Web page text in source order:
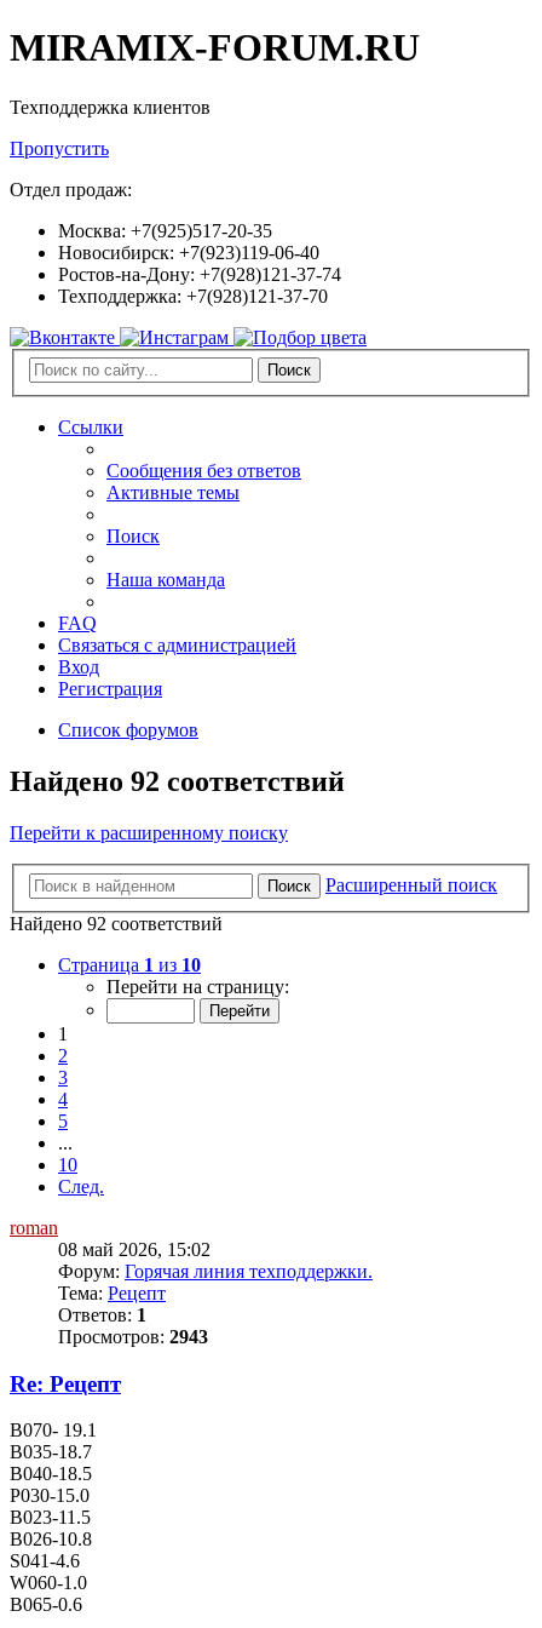
MIRAMIX-FORUM.RU
Техподдержка клиентов
Пропустить
Отдел продаж:
Москва: +7(925)517-20-35
Новосибирск: +7(923)119-06-40
Ростов-на-Дону: +7(928)121-37-74
Техподдержка: +7(928)121-37-70
Поиск
Ссылки
Сообщения без ответов
Активные темы
Поиск
Наша команда
FAQ
Связаться с администрацией
Вход
Регистрация
Список форумов
Найдено 92 соответствий
Перейти к расширенному поиску
Поиск
Расширенный поиск
Найдено 92 соответствий
Страница 1 из 10
Перейти на страницу:
1
2
3
4
5
...
10
След.
roman
08 май 2026, 15:02
Форум: Горячая линия техподдержки.
Тема: Рецепт
Ответов: 1
Просмотров: 2943
Re: Рецепт
B070- 19.1
B035-18.7
B040-18.5
P030-15.0
B023-11.5
B026-10.8
S041-4.6
W060-1.0
B065-0.6